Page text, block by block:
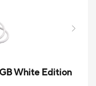
White Edition